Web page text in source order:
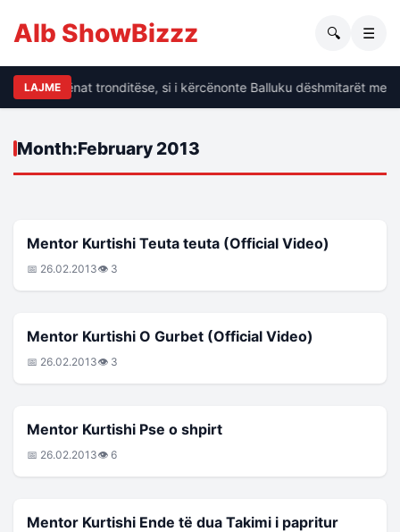
Alb ShowBizzz 🔍 ☰
LAJME
Dalin të dhënat tronditëse, si i kërcënonte Balluku dëshmitarët me
Month:February 2013
MENTOR KURTISHI Mentor Kurtishi Teuta teuta (Official Video)
📅 26.02.2013👁 3
MENTOR KURTISHI Mentor Kurtishi O Gurbet (Official Video)
📅 26.02.2013👁 3
MENTOR KURTISHI Mentor Kurtishi Pse o shpirt
📅 26.02.2013👁 6
MENTOR KURTISHI
Mentor Kurtishi Ende të dua Takimi i papritur